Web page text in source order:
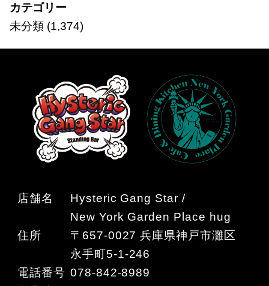
カテゴリー
未分類(1,374)
店舗名
Hysteric Gang Star /
New York Garden Place hug
住所
〒657-0027 兵庫県神戸市灘区
永手町5-1-246
電話番号 078-842-8989